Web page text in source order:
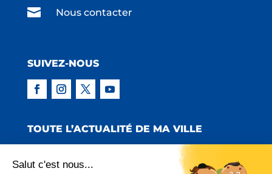
 Nous contacter
SUIVEZ-NOUS
TOUTE L’ACTUALITÉ DE MA VILLE
Salut c'est nous...